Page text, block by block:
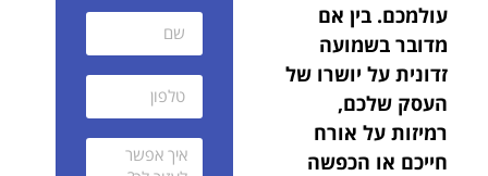
עולמכם. בין אם
מדובר בשמועה
זדונית על יושרו של
העסק שלכם,
רמיזות על אורח
חייכם או הכפשה